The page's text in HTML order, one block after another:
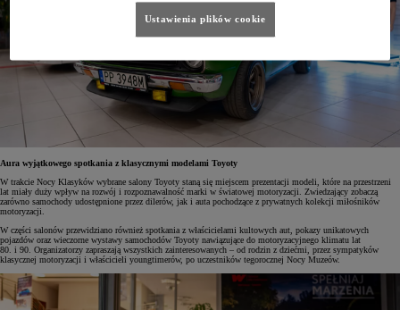
Aura wyjątkowego spotkania z klasycznymi modelami Toyoty
W trakcie Nocy Klasyków wybrane salony Toyoty staną się miejscem prezentacji modeli, które na przestrzeni
lat miały duży wpływ na rozwój i rozpoznawalność marki w światowej motoryzacji. Zwiedzający zobaczą
zarówno samochody udostępnione przez dilerów, jak i auta pochodzące z prywatnych kolekcji miłośników
motoryzacji.
W części salonów przewidziano również spotkania z właścicielami kultowych aut, pokazy unikatowych
pojazdów oraz wieczorne wystawy samochodów Toyoty nawiązujące do motoryzacyjnego klimatu lat
80. i 90. Organizatorzy zapraszają wszystkich zainteresowanych – od rodzin z dziećmi, przez sympatyków
klasycznej motoryzacji i właścicieli youngtimerów, po uczestników tegorocznej Nocy Muzeów.
Ustawienia plików cookie